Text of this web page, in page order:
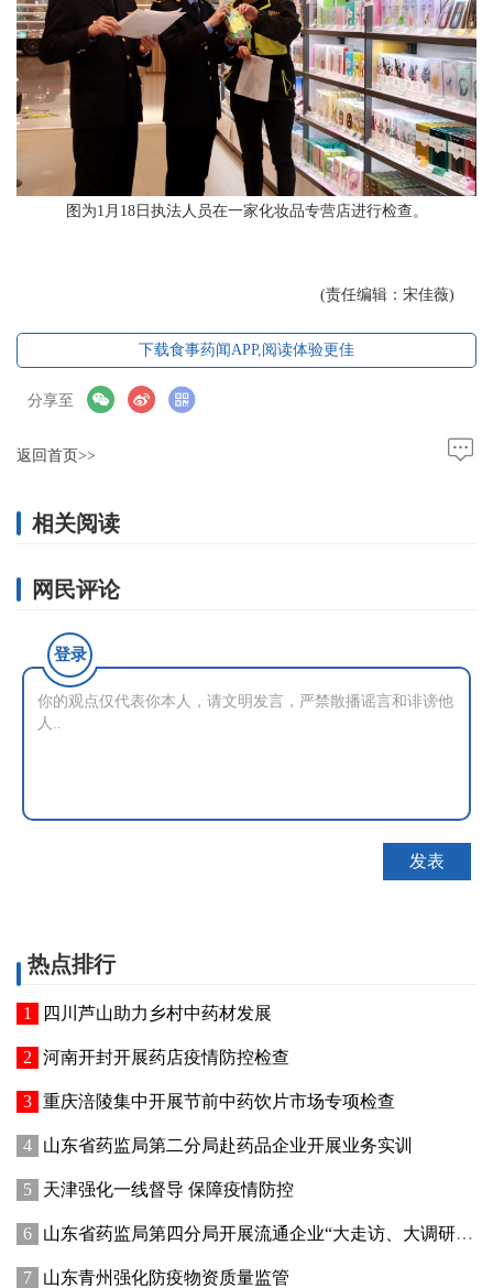
图为1月18日执法人员在一家化妆品专营店进行检查。
(责任编辑：宋佳薇)
下载食事药闻APP,阅读体验更佳
分享至
返回首页>>
相关阅读
网民评论
登录
热点排行
四川芦山助力乡村中药材发展
河南开封开展药店疫情防控检查
重庆涪陵集中开展节前中药饮片市场专项检查
山东省药监局第二分局赴药品企业开展业务实训
天津强化一线督导 保障疫情防控
山东省药监局第四分局开展流通企业“大走访、大调研、大督导”活动
山东青州强化防疫物资质量监管